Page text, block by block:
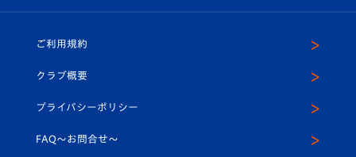
ホームタウン
平和祈念活動
U-18
スクール
ヴィヴィくんインスタグラム
公式LINE＠
ご利用規約
クラブ概要
プライバシーポリシー
FAQ〜お問合せ〜